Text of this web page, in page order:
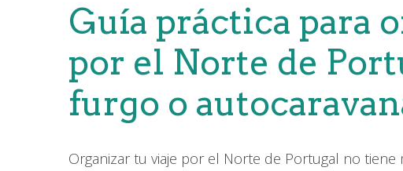
Guía práctica para
por el Norte de
furgo o
Organizar tu viaje por el Norte de Portugal no tiene